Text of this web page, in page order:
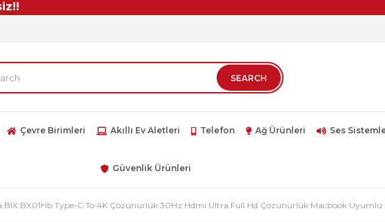
Çevre Birimleri Akıllı Ev Aletleri Telefon Ağ Ürünleri Ses
Güvenlik Ürünleri
BIX BX01Hb Type-C To 4K Çözünürlük 30Hz Hdmi Ultra Full Hd Çözünürlük Macbook